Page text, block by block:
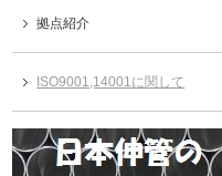
拠点紹介
ISO9001,14001に関して